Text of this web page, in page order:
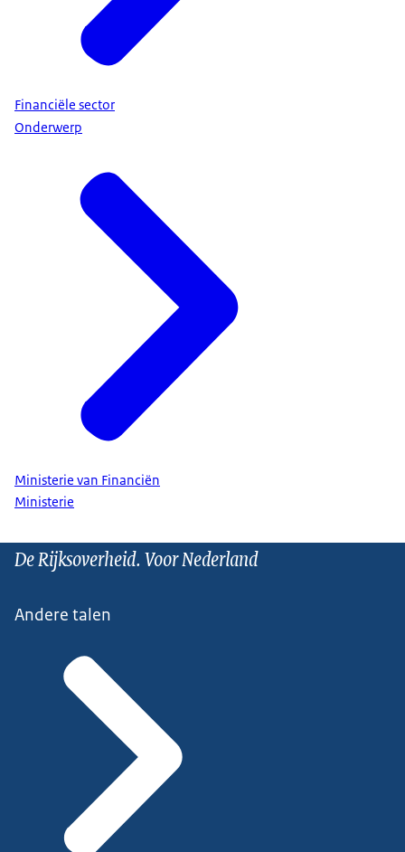
Financiële sector
Onderwerp
Ministerie van Financiën
Ministerie
De Rijksoverheid. Voor Nederland
Andere talen